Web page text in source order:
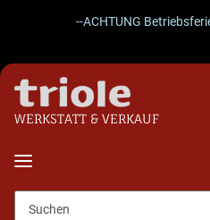
--ACHTUNG
WERKSTATT & VERKAUF